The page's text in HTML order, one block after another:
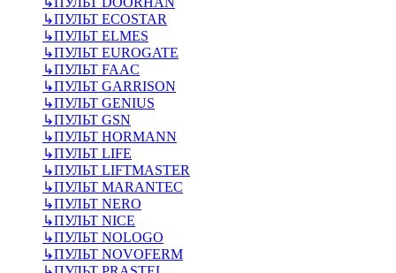
↳ПУЛЬТ ECOSTAR
↳ПУЛЬТ ELMES
↳ПУЛЬТ EUROGATE
↳ПУЛЬТ FAAC
↳ПУЛЬТ GARRISON
↳ПУЛЬТ GENIUS
↳ПУЛЬТ GSN
↳ПУЛЬТ HORMANN
↳ПУЛЬТ LIFE
↳ПУЛЬТ LIFTMASTER
↳ПУЛЬТ MARANTEC
↳ПУЛЬТ NERO
↳ПУЛЬТ NICE
↳ПУЛЬТ NOLOGO
↳ПУЛЬТ NOVOFERM